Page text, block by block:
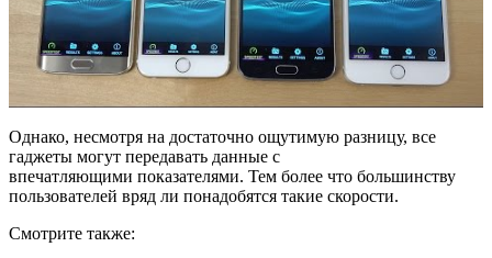
Однако, несмотря на достаточно ощутимую разницу, все
гаджеты могут передавать данные с
впечатляющими показателями. Тем более что большинству
пользователей вряд ли понадобятся такие скорости.
Смотрите также: